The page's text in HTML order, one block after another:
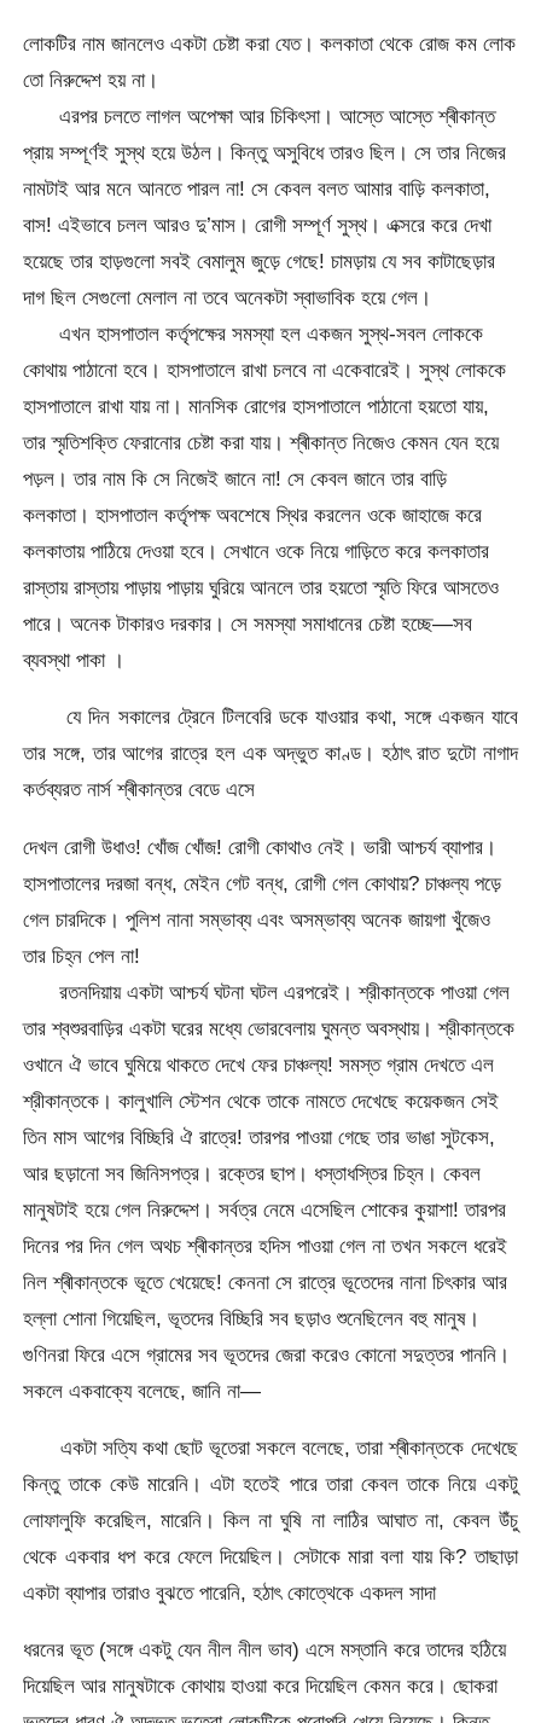
লোকটির নাম জানলেও একটা চেষ্টা করা যেত। কলকাতা থেকে রোজ কম লোক
তো নিরুদ্দেশ হয় না।
এরপর চলতে লাগল অপেক্ষা আর চিকিৎসা। আস্তে আস্তে শ্ৰীকান্ত
প্রায় সম্পূর্ণই সুস্থ হয়ে উঠল। কিন্তু অসুবিধে তারও ছিল। সে তার নিজের
নামটাই আর মনে আনতে পারল না! সে কেবল বলত আমার বাড়ি কলকাতা,
বাস! এইভাবে চলল আরও দু’মাস। রোগী সম্পূর্ণ সুস্থ। এক্সরে করে দেখা
হয়েছে তার হাড়গুলো সবই বেমালুম জুড়ে গেছে! চামড়ায় যে সব কাটাছেড়ার
দাগ ছিল সেগুলো মেলাল না তবে অনেকটা স্বাভাবিক হয়ে গেল।
এখন হাসপাতাল কর্তৃপক্ষের সমস্যা হল একজন সুস্থ-সবল লোককে
কোথায় পাঠানো হবে। হাসপাতালে রাখা চলবে না একেবারেই। সুস্থ লোককে
হাসপাতালে রাখা যায় না। মানসিক রোগের হাসপাতালে পাঠানো হয়তো যায়,
তার স্মৃতিশক্তি ফেরানোর চেষ্টা করা যায়। শ্ৰীকান্ত নিজেও কেমন যেন হয়ে
পড়ল। তার নাম কি সে নিজেই জানে না! সে কেবল জানে তার বাড়ি
কলকাতা। হাসপাতাল কর্তৃপক্ষ অবশেষে স্থির করলেন ওকে জাহাজে করে
কলকাতায় পাঠিয়ে দেওয়া হবে। সেখানে ওকে নিয়ে গাড়িতে করে কলকাতার
রাস্তায় রাস্তায় পাড়ায় পাড়ায় ঘুরিয়ে আনলে তার হয়তো স্মৃতি ফিরে আসতেও
পারে। অনেক টাকারও দরকার। সে সমস্যা সমাধানের চেষ্টা হচ্ছে—সব
ব্যবস্থা পাকা ।
যে দিন সকালের ট্রেনে টিলবেরি ডকে যাওয়ার কথা, সঙ্গে একজন যাবে
তার সঙ্গে, তার আগের রাত্রে হল এক অদ্ভুত কাণ্ড। হঠাৎ রাত দুটাে নাগাদ
কর্তব্যরত নার্স শ্ৰীকান্তর বেডে এসে
দেখল রোগী উধাও! খোঁজ খোঁজ! রোগী কোথাও নেই। ভারী আশ্চর্য ব্যাপার।
হাসপাতালের দরজা বন্ধ, মেইন গেট বন্ধ, রোগী গেল কোথায়? চাঞ্চল্য পড়ে
গেল চারদিকে। পুলিশ নানা সম্ভাব্য এবং অসম্ভাব্য অনেক জায়গা খুঁজেও
তার চিহ্ন পেল না!
রতনদিয়ায় একটা আশ্চর্য ঘটনা ঘটল এরপরেই। শ্রীকান্তকে পাওয়া গেল
তার শ্বশুরবাড়ির একটা ঘরের মধ্যে ভোরবেলায় ঘুমন্ত অবস্থায়। শ্রীকান্তকে
ওখানে ঐ ভাবে ঘুমিয়ে থাকতে দেখে ফের চাঞ্চল্য! সমস্ত গ্রাম দেখতে এল
শ্রীকান্তকে। কালুখালি স্টেশন থেকে তাকে নামতে দেখেছে কয়েকজন সেই
তিন মাস আগের বিচ্ছিরি ঐ রাত্রে! তারপর পাওয়া গেছে তার ভাঙা সুটকেস,
আর ছড়ানো সব জিনিসপত্র। রক্তের ছাপ। ধস্তাধস্তির চিহ্ন। কেবল
মানুষটাই হয়ে গেল নিরুদ্দেশ। সর্বত্র নেমে এসেছিল শোকের কুয়াশা! তারপর
দিনের পর দিন গেল অথচ শ্ৰীকান্তর হদিস পাওয়া গেল না তখন সকলে ধরেই
নিল শ্ৰীকান্তকে ভূতে খেয়েছে! কেননা সে রাত্রে ভূতেদের নানা চিৎকার আর
হল্লা শোনা গিয়েছিল, ভূতদের বিচ্ছিরি সব ছড়াও শুনেছিলেন বহু মানুষ।
গুণিনরা ফিরে এসে গ্রামের সব ভূতদের জেরা করেও কোনো সদুত্তর পাননি।
সকলে একবাক্যে বলেছে, জানি না—
একটা সত্যি কথা ছোট ভূতেরা সকলে বলেছে, তারা শ্ৰীকান্তকে দেখেছে
কিন্তু তাকে কেউ মারেনি। এটা হতেই পারে তারা কেবল তাকে নিয়ে একটু
লোফালুফি করেছিল, মারেনি। কিল না ঘুষি না লাঠির আঘাত না, কেবল উঁচু
থেকে একবার ধপ করে ফেলে দিয়েছিল। সেটাকে মারা বলা যায় কি? তাছাড়া
একটা ব্যাপার তারাও বুঝতে পারেনি, হঠাৎ কোত্থেকে একদল সাদা
ধরনের ভূত (সঙ্গে একটু যেন নীল নীল ভাব) এসে মস্তানি করে তাদের হঠিয়ে
দিয়েছিল আর মানুষটাকে কোথায় হাওয়া করে দিয়েছিল কেমন করে। ছোকরা